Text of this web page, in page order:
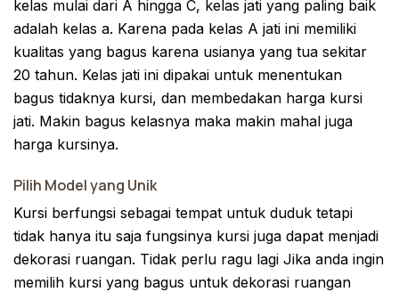
kelas mulai dari A hingga C, kelas jati yang paling baik
adalah kelas a. Karena pada kelas A jati ini memiliki
kualitas yang bagus karena usianya yang tua sekitar
20 tahun. Kelas jati ini dipakai untuk menentukan
bagus tidaknya kursi, dan membedakan harga kursi
jati. Makin bagus kelasnya maka makin mahal juga
harga kursinya.
Pilih Model yang Unik
Kursi berfungsi sebagai tempat untuk duduk tetapi
tidak hanya itu saja fungsinya kursi juga dapat menjadi
dekorasi ruangan. Tidak perlu ragu lagi Jika anda ingin
memilih kursi yang bagus untuk dekorasi ruangan